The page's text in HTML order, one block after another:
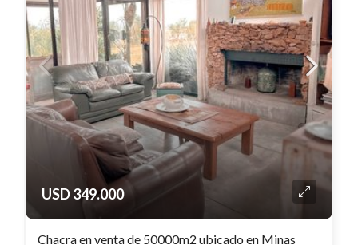
USD 349.000
Chacra en venta de 50000m2 ubicado en Minas